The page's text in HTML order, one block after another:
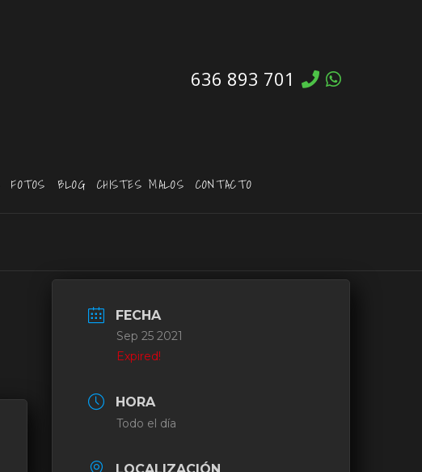
636 893 701
FOTOS BLOG CHISTES MALOS CONTACTO
FECHA
Sep 25 2021
Expired!
HORA
Todo el día